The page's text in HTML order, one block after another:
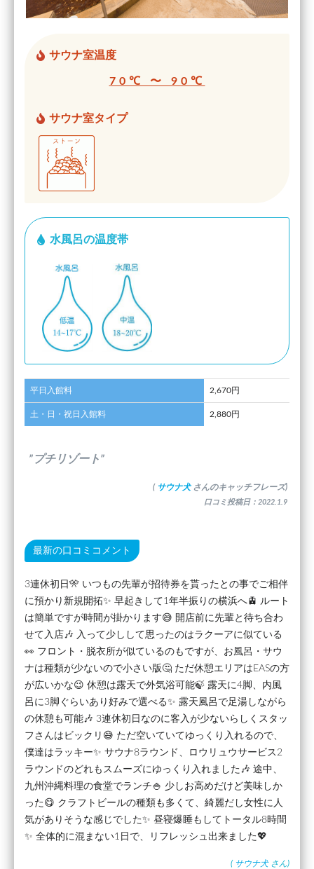
サウナ室温度
70℃ 〜 90℃
サウナ室タイプ
水風呂の温度帯
平日入館料 2,670円
土・日・祝日入館料 2,880円
”プチリゾート”
( サウナ犬 さんのキャッチフレーズ)
口コミ投稿日：2022.1.9
最新の口コミコメント
3連休初日🎌 いつもの先輩が招待券を貰ったとの事でご相伴
に預かり新規開拓✨ 早起きして1年半振りの横浜へ🚊 ルート
は簡単ですが時間が掛かります😅 開店前に先輩と待ち合わ
せて入店🎶 入って少しして思ったのはラクーアに似ている
👀 フロント・脱衣所が似ているのもですが、お風呂・サウ
ナは種類が少ないので小さい版🤔 ただ休憩エリアはEASの方
が広いかな😉 休憩は露天で外気浴可能🍃 露天に4脚、内風
呂に3脚ぐらいあり好みで選べる✨ 露天風呂で足湯しながら
の休憩も可能🎶 3連休初日なのに客入が少ないらしくスタッ
フさんはビックリ😅 ただ空いていてゆっくり入れるので、
僕達はラッキー✨ サウナ8ラウンド、ロウリュウサービス2
ラウンドのどれもスムーズにゆっくり入れました🎶 途中、
九州沖縄料理の食堂でランチ🍚 少しお高めだけど美味しか
った😋 クラフトビールの種類も多くて、綺麗だし女性に人
気がありそうな感じでした✨ 昼寝爆睡もしてトータル8時間
✨ 全体的に混まない1日で、リフレッシュ出来ました💖
( サウナ犬 さん)